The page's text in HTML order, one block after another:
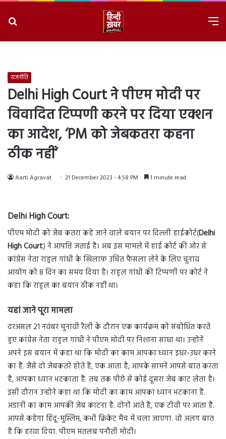
राजनीति
Delhi High Court ने पीएम मोदी पर
विवादित टिप्पणी करने पर दिया एक्शन
का आदेश, ‘PM को जेबकतरा कहना
ठीक नहीं’
Aarti Agravat 21 December 2023 - 4:58 PM 1 minute read
Delhi High Court:
पीएम मोदी को जेब कतरा कहे जाने वाले बयान पर दिल्ली हाईकोर्ट(Delhi
High Court) ने आपत्ति जताई है। अब इस मामले में हाई कोर्ट की ओर से
कांग्रेस नेता राहुल गांधी के खिलाफ उचित फैसला लेने के लिए चुनाव
आयोग को 8 दिन का समय दिया है। राहुल गांधी की टिप्पणी पर कोर्ट ने
कहा कि राहुल का बयान ठीक नहीं था।
यहां जाने पूरा मामला
दरअसल 21 नवंबर चुनावी रैली के दौरान एक कार्यक्रम को संबोधित करते
हुए कांग्रेस नेता राहुल गांधी ने पीएम मोदी पर निशाना साधा था। उन्होनें
अपने इस बयान में कहा था कि मोदी का काम आपका ध्यान इधर-उधर करने
का है. जैसे दो जेबकतरे होते हैं, एक आता है, आपके सामने आपसे बात करता
है, आपका ध्यान भटकाता है. तब तक पीछे से कोई दूसरा जेब काट लेता है।
इसी दौरान उन्होने कहा था कि मोदी का काम आपका ध्यान भटकाना है.
अडानी का काम आपकी जेब काटना है. दोनों आते हैं, एक टीवी पर आता है.
आपसे कहेगा हिंदू-मुस्लिम, कभी क्रिकेट मैच में चला जाएगा. वो अलग बात
है कि हरवा दिया. पीएम मतलब पनौती मोदी।